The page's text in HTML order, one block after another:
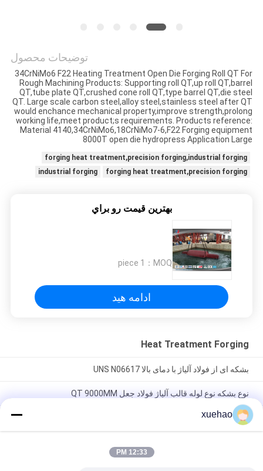
توضیحات محصول
34CrNiMo6 F22 Heating Treatment Open Die Forging Roll QT For
Rough Machining Products: Supporting roll QT,up roll QT,barrel
QT,tube plate QT,crushed cone roll QT,type barrel QT,die steel
QT. Large scale carbon steel,alloy steel,stainless steel after QT
would enchance mechanical property,improve strength,prolong
working life,meet product;s requirements. Products reference:
Material 4140,34CrNiMo6,18CrNiMo7-6,F22 Forging equipment
8000T open die hydropress Application Large
forging heat treatment,precision forging,industrial forging
forging heat treatment,precision forging
industrial forging
بهترين قيمت رو براي
MOQ：
1 piece
ادامه هید
Heat Treatment Forging
بشکه ای از فولاد آلیاژ با دمای بالا UNS N06617
نوع بشکه نوع لوله قالب آلیاژ فولاد جعل QT 9000MM
34CrNiMo6 نوع بشکه عملیات حرارتی فورج آلیاژ فولاد آهنگری
ماشینکاری خشن
دسته بندی های محبوب
xuehao
12:33 PM